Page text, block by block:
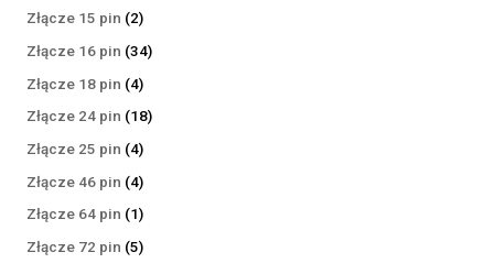
produktów
Złącze 15 pin 22
produkty
Złącze 16 pin 3434
Złącze 18 pin 44
produkty
Złącze 24 pin 1818
Złącze 25 pin 44
produkty
Złącze 46 pin 44
produkty
Złącze 64 pin 11
produkt
Złącze 72 pin 55